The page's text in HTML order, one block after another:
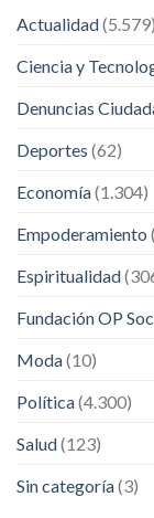
Actualidad(5.579)
Ciencia y
Denuncias
Deportes (62)
Economía(1.304)
Empoderamiento
Espiritualidad
Fundación OP
Moda(10)
Política(4.300)
Salud(123)
Sin categoría(3)